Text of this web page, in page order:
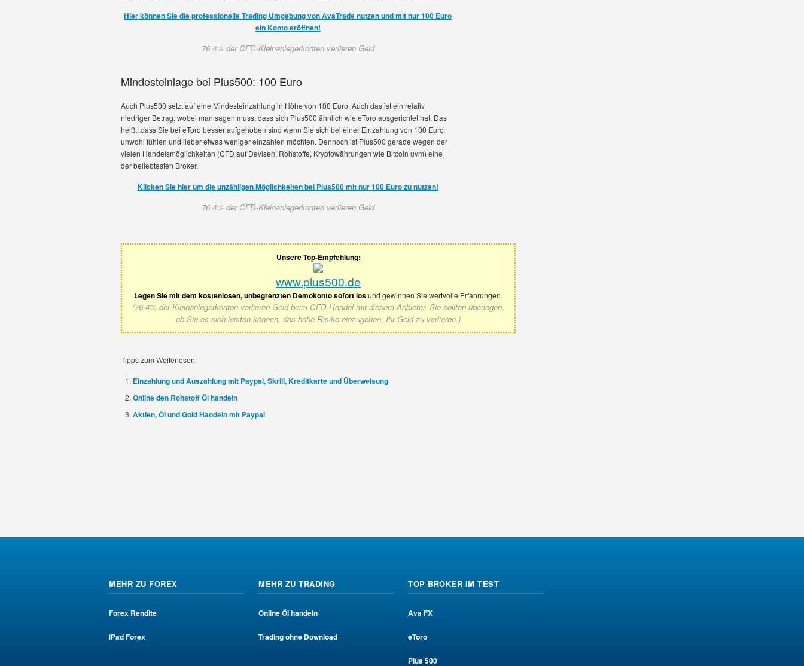
Hier können Sie die professionelle Trading Umgebung von AvaTrade nutzen und mit nur 100 Euro
ein Konto eröffnen!
76.4% der CFD-Kleinanlegerkonten verlieren Geld
Mindesteinlage bei Plus500: 100 Euro
Auch Plus500 setzt auf eine Mindesteinzahlung in Höhe von 100 Euro. Auch das ist ein relativ
niedriger Betrag, wobei man sagen muss, dass sich Plus500 ähnlich wie eToro ausgerichtet hat. Das
heißt, dass Sie bei eToro besser aufgehoben sind wenn Sie sich bei einer Einzahlung von 100 Euro
unwohl fühlen und lieber etwas weniger einzahlen möchten. Dennoch ist Plus500 gerade wegen der
vielen Handelsmöglichkeiten (CFD auf Devisen, Rohstoffe, Kryptowährungen wie Bitcoin uvm) eine
der beliebtesten Broker.
Klicken Sie hier um die unzähligen Möglichkeiten bei Plus500 mit nur 100 Euro zu nutzen!
76.4% der CFD-Kleinanlegerkonten verlieren Geld
Unsere Top-Empfehlung:
www.plus500.de
Legen Sie mit dem kostenlosen, unbegrenzten Demokonto sofort losund gewinnen Sie wertvolle Erfahrungen.
(76.4% der Kleinanlegerkonten verlieren Geld beim CFD-Handel mit diesem Anbieter. Sie sollten überlegen,
ob Sie es sich leisten können, das hohe Risiko einzugehen, Ihr Geld zu verlieren.)
Tipps zum Weiterlesen:
Einzahlung und Auszahlung mit Paypal, Skrill, Kreditkarte und Überweisung
Online den Rohstoff Öl handeln
Aktien, Öl und Gold Handeln mit Paypal
MEHR ZU FOREX
Forex Rendite
iPad Forex
MEHR ZU TRADING
Online Öl handeln
Trading ohne Download
TOP BROKER IM TEST
Ava FX
eToro
Plus 500